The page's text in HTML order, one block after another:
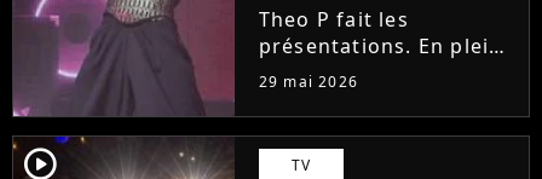
single intime
Theo P fait les
présentations. En pleine
tournée, l'élève de la
son tout premier single.
Avec Garçon solide, le
29 mai 2026
player2 TV